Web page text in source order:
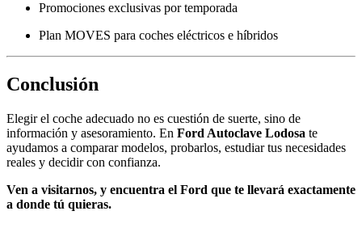
Promociones exclusivas por temporada
Plan MOVES para coches eléctricos e híbridos
Conclusión
Elegir el coche adecuado no es cuestión de suerte, sino de
información y asesoramiento. En Ford Autoclave Lodosa te
ayudamos a comparar modelos, probarlos, estudiar tus necesidades
reales y decidir con confianza.
Ven a visitarnos, y encuentra el Ford que te llevará exactamente
a donde tú quieras.